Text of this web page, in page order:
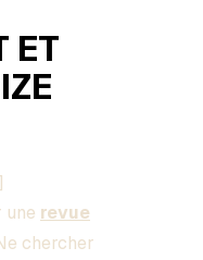
ET
revue
chercher